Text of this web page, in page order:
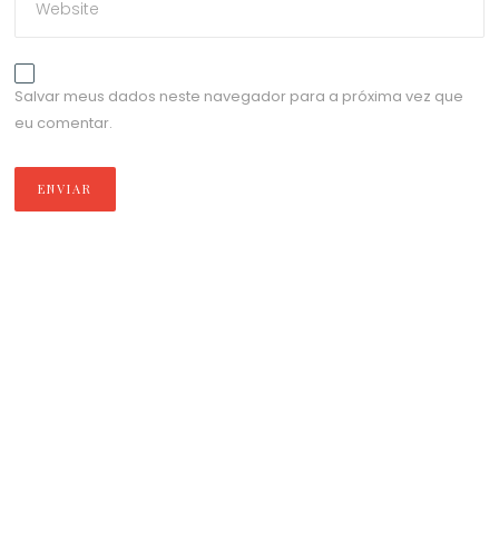
Salvar meus dados neste navegador para a próxima vez que
eu comentar.